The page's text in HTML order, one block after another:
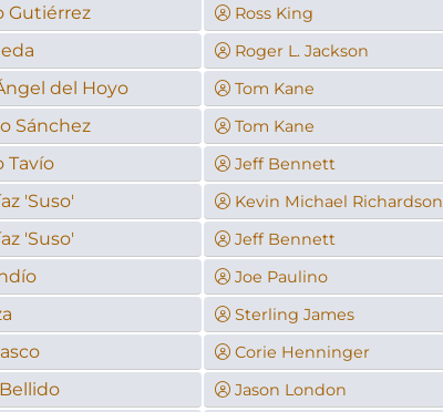
Gutiérrez Ross King
Roger L. Jackson
del Hoyo Tom Kane
Sánchez Tom Kane
Tavío Jeff Bennett
'Suso' Kevin Michael Richardson
'Suso' Jeff Bennett
Joe Paulino
Sterling James
Corie Henninger
Jason London